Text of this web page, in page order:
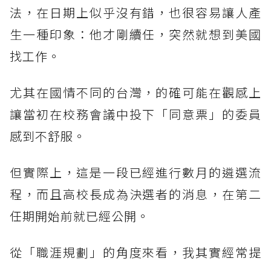
法，在日期上似乎沒有錯，也很容易讓人產
生一種印象：他才剛續任，突然就想到美國
找工作。
尤其在國情不同的台灣，的確可能在觀感上
讓當初在校務會議中投下「同意票」的委員
感到不舒服。
但實際上，這是一段已經進行數月的遴選流
程，而且高校長成為決選者的消息，在第二
任期開始前就已經公開。
從「職涯規劃」的角度來看，我其實經常提